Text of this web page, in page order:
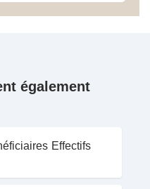
également
Effectifs